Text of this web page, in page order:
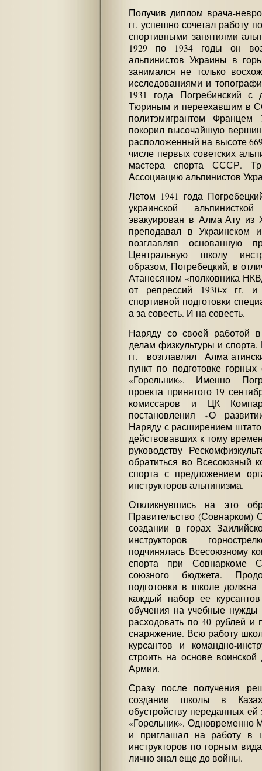
Получив диплом врача-
гг. успешно сочетал работу
спортивными занятиями
1929 по 1934 годы он
альпинистов Украины в
занимался не только
исследованиями и
1931 года Погребинский
Тюриным и переехавшим в
политэмигрантом
покорил высочайшую
расположенный на высоте
числе первых советских
мастера спорта СССР.
Ассоциацию альпинистов
Летом 1941 года
украинской
эвакуирован в Алма-Ату из
преподавал в Украинском
возглавляя
Центральную школу
образом, Погребецкий, в
Атанесяном «полковника
от репрессий 1930-х гг.
спортивной подготовки
а за совесть. И на совесть.
Наряду со своей работой в
делам физкультуры и
гг. возглавлял Алма-
пункт по подготовке
«Горельник». Именно
проекта принятого 19
комиссаров и ЦК
постановления «О
Наряду с расширением
действовавших к тому
руководству
обратиться во Всесоюзный
спорта с предложением
инструкторов альпинизма.
Откликнувшись на это
Правительство
создании в горах
инструкторов
подчинялась Всесоюзному
спорта при Совнаркоме
союзного бюджета.
подготовки в школе
каждый набор ее
обучения на учебные нужды
расходовать по 40 рублей и
снаряжение. Всю работу
курсантов и командно-
строить на основе
Армии.
Сразу после получения
создании школы в
обустройству переданных
«Горельник». Одновременно
и приглашал на работу в
инструкторов по горным
лично знал еще до войны.